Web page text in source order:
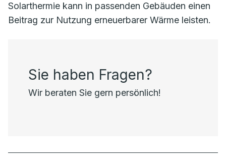
Solarthermie kann in passenden Gebäuden einen
Beitrag zur Nutzung erneuerbarer Wärme leisten.
Sie haben Fragen?
Wir beraten Sie gern persönlich!